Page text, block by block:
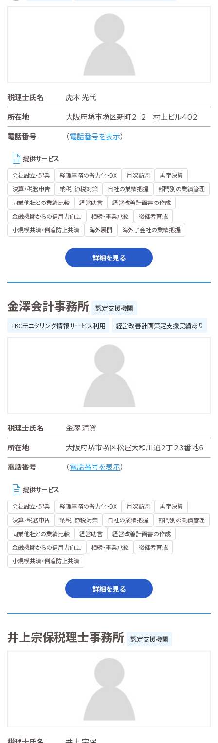
税理士氏名
虎本 光代
所在地
大阪府堺市堺区新町２−２ 村上ビル４０２
電話番号
（電話番号を表示）
提供サービス
会社設立・起業 経理事務の省力化・DX 月次訪問
黒字決算
決算・税務申告
納税・節税対策 自社の業績把握
部門別の業績管理
同業他社との業績比較
経営助言
経営改善計画書の作成
金融機関からの信用力向上
相続・事業承継
後継者育成
小規模共済・倒産防止共済
海外展開 海外子会社の業績把握
詳細を見る
金澤会計事務所
認定支援機関
TKCモニタリング情報サービス利用
経営改善計画策定支援実績あり
税理士氏名
金澤 清資
所在地
大阪府堺市堺区松屋大和川通２丁２３番地６
電話番号
（電話番号を表示）
提供サービス
会社設立・起業 経理事務の省力化・DX 月次訪問
黒字決算
決算・税務申告
納税・節税対策 自社の業績把握
部門別の業績管理
同業他社との業績比較
経営助言
経営改善計画書の作成
金融機関からの信用力向上
相続・事業承継
後継者育成
小規模共済・倒産防止共済
詳細を見る
井上宗保税理士事務所 認定支援機関